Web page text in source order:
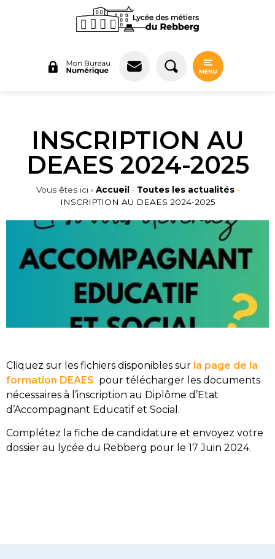
INSCRIPTION AU
DEAES 2024-2025
Vous êtes ici › Accueil • Toutes les actualités•
INSCRIPTION AU DEAES 2024-2025
Cliquez sur les fichiers disponibles sur la page de la
formation DEAES pour télécharger les documents
nécessaires à l’inscription au Diplôme d’Etat
d’Accompagnant Educatif et Social.
Complétez la fiche de candidature et envoyez votre
dossier au lycée du Rebberg pour le 17 Juin 2024.
Panneau de gestion des cookies